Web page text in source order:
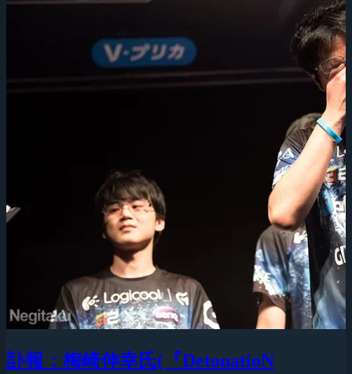
訃報：梅崎伸幸氏(『DetonatioN